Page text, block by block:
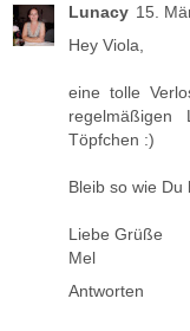
Lunacy 15.
Hey Viola,
eine tolle
Töpfchen :)
Bleib so wie Du
Liebe Grüße
Mel
Antworten